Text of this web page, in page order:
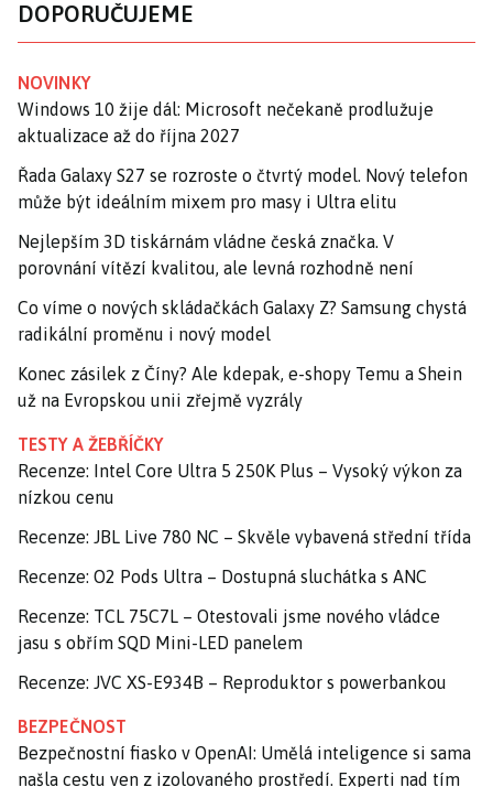
DOPORUČUJEME
NOVINKY
Windows 10 žije dál: Microsoft nečekaně prodlužuje
aktualizace až do října 2027
Řada Galaxy S27 se rozroste o čtvrtý model. Nový telefon
může být ideálním mixem pro masy i Ultra elitu
Nejlepším 3D tiskárnám vládne česká značka. V
porovnání vítězí kvalitou, ale levná rozhodně není
Co víme o nových skládačkách Galaxy Z? Samsung chystá
radikální proměnu i nový model
Konec zásilek z Číny? Ale kdepak, e-shopy Temu a Shein
už na Evropskou unii zřejmě vyzrály
TESTY A ŽEBŘÍČKY
Recenze: Intel Core Ultra 5 250K Plus – Vysoký výkon za
nízkou cenu
Recenze: JBL Live 780 NC – Skvěle vybavená střední třída
Recenze: O2 Pods Ultra – Dostupná sluchátka s ANC
Recenze: TCL 75C7L – Otestovali jsme nového vládce
jasu s obřím SQD Mini-LED panelem
Recenze: JVC XS-E934B – Reproduktor s powerbankou
BEZPEČNOST
Bezpečnostní fiasko v OpenAI: Umělá inteligence si sama
našla cestu ven z izolovaného prostředí. Experti nad tím